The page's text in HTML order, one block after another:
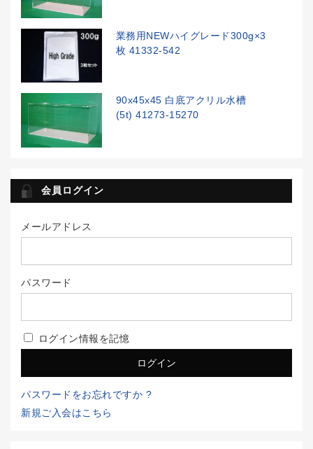
業務用NEWハイグレード300g×3
枚 41332-542
90x45x45 白底アクリル水槽
(5t) 41273-15270
会員ログイン
メールアドレス
パスワード
ログイン情報を記憶
パスワードをお忘れですか ?
新規ご入会はこちら